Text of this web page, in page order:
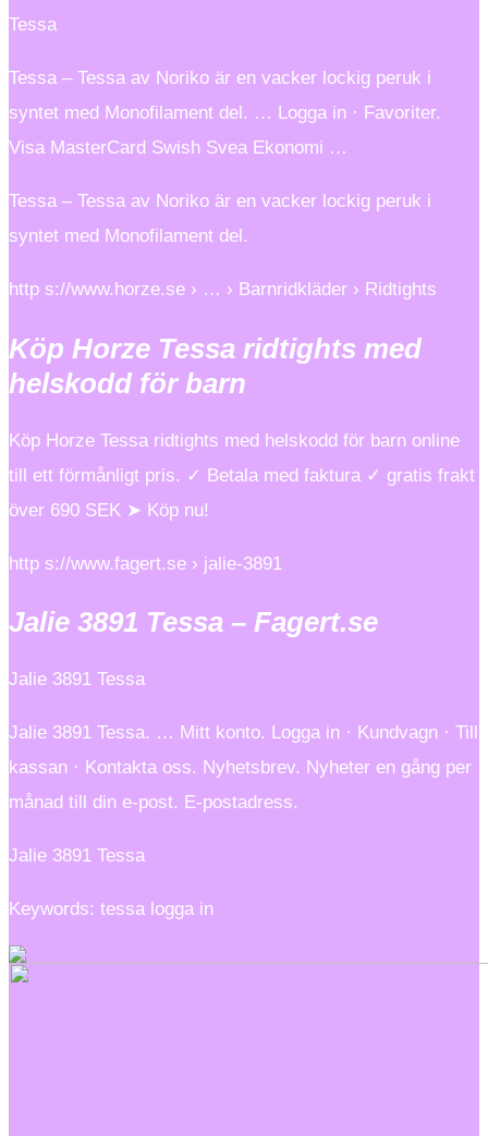
Tessa
Tessa – Tessa av Noriko är en vacker lockig peruk i
syntet med Monofilament del. … Logga in · Favoriter.
Visa MasterCard Swish Svea Ekonomi …
Tessa – Tessa av Noriko är en vacker lockig peruk i
syntet med Monofilament del.
http s://www.horze.se › … › Barnridkläder › Ridtights
Köp Horze Tessa ridtights med
helskodd för barn
Köp Horze Tessa ridtights med helskodd för barn online
till ett förmånligt pris. ✓ Betala med faktura ✓ gratis frakt
över 690 SEK ➤ Köp nu!
http s://www.fagert.se › jalie-3891
Jalie 3891 Tessa – Fagert.se
Jalie 3891 Tessa
Jalie 3891 Tessa. … Mitt konto. Logga in · Kundvagn · Till
kassan · Kontakta oss. Nyhetsbrev. Nyheter en gång per
månad till din e-post. E-postadress.
Jalie 3891 Tessa
Keywords: tessa logga in